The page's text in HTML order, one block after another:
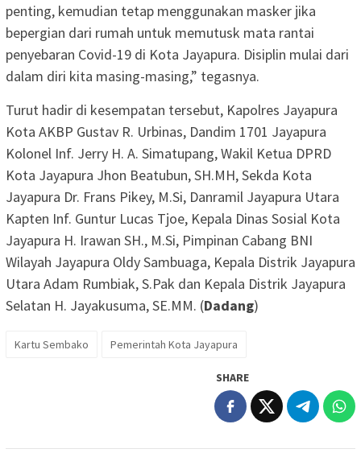
penting, kemudian tetap menggunakan masker jika
bepergian dari rumah untuk memutusk mata rantai
penyebaran Covid-19 di Kota Jayapura. Disiplin mulai dari
dalam diri kita masing-masing,” tegasnya.
Turut hadir di kesempatan tersebut, Kapolres Jayapura
Kota AKBP Gustav R. Urbinas, Dandim 1701 Jayapura
Kolonel Inf. Jerry H. A. Simatupang, Wakil Ketua DPRD
Kota Jayapura Jhon Beatubun, SH.MH, Sekda Kota
Jayapura Dr. Frans Pikey, M.Si, Danramil Jayapura Utara
Kapten Inf. Guntur Lucas Tjoe, Kepala Dinas Sosial Kota
Jayapura H. Irawan SH., M.Si, Pimpinan Cabang BNI
Wilayah Jayapura Oldy Sambuaga, Kepala Distrik Jayapura
Utara Adam Rumbiak, S.Pak dan Kepala Distrik Jayapura
Selatan H. Jayakusuma, SE.MM. (Dadang)
Kartu Sembako Pemerintah Kota Jayapura
SHARE